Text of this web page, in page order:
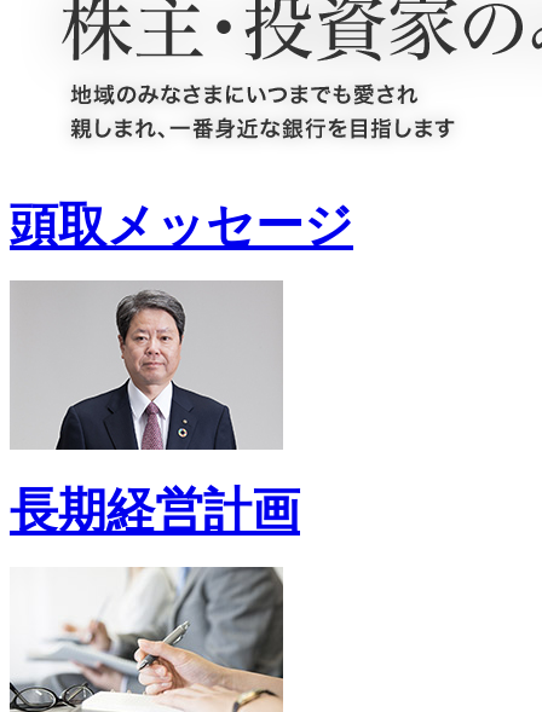
頭取メッセージ
長期経営計画